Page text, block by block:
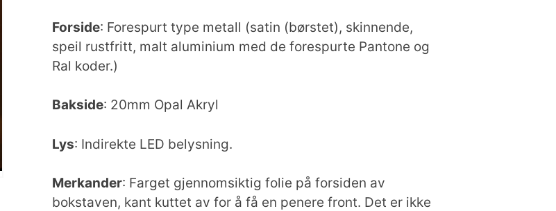
Forside: Forespurt type metall (satin (børstet), skinnende,
speil rustfritt, malt aluminium med de forespurte Pantone og
Ral koder.)
Bakside: 20mm Opal Akryl
Lys: Indirekte LED belysning.
Merkander: Farget gjennomsiktig folie på forsiden av
bokstaven, kant kuttet av for å få en penere front. Det er ikke